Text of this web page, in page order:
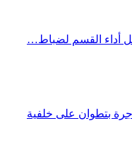
أداء القسم لضباط…
بتطوان على خلفية